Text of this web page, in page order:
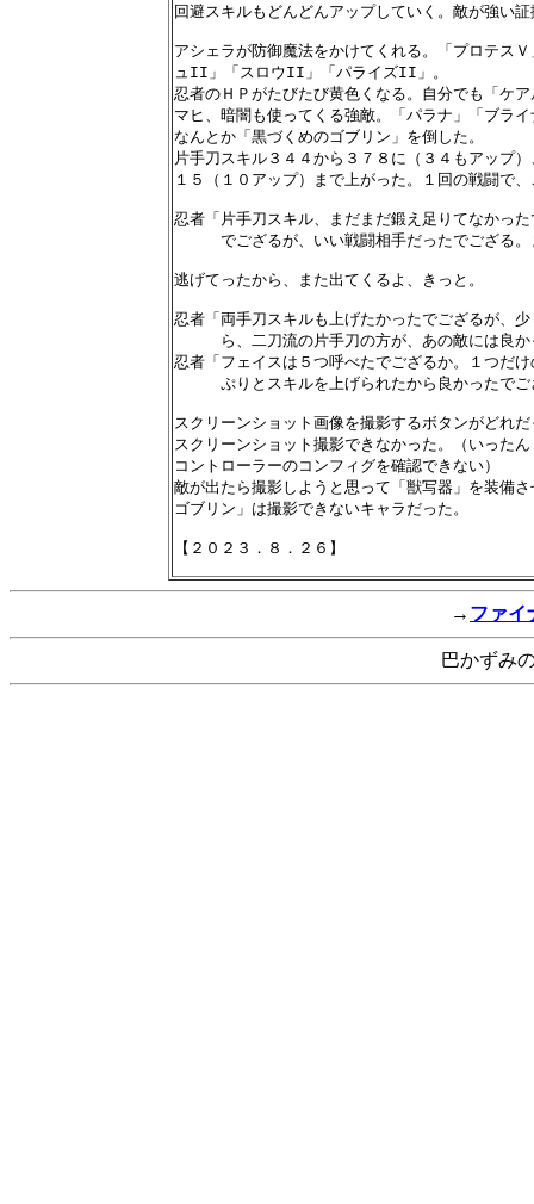
回避スキルもどんどんアップしていく。敵が強い
アシェラが防御魔法をかけてくれる。「プロテス
ュII」「スロウII」「パライズII」。
忍者のＨＰがたびたび黄色くなる。自分でも「ケ
マヒ、暗闇も使ってくる強敵。「パラナ」「ブラ
なんとか「黒づくめのゴブリン」を倒した。
片手刀スキル３４４から３７８に（３４もアップ
１５（１０アップ）まで上がった。１回の戦闘で
忍者「片手刀スキル、まだまだ鍛え足りてなかっ
でござるが、いい戦闘相手だったでござる。
逃げてったから、また出てくるよ、きっと。
忍者「両手刀スキルも上げたかったでござるが、
ら、二刀流の片手刀の方が、あの敵には良か
忍者「フェイスは５つ呼べたでござるか。１つだ
ぷりとスキルを上げられたから良かったでご
スクリーンショット画像を撮影するボタンがどれ
スクリーンショット撮影できなかった。（いった
コントローラーのコンフィグを確認できない）
敵が出たら撮影しようと思って「獣写器」を装備
ゴブリン」は撮影できないキャラだった。
→ ファイ
巴かずみ